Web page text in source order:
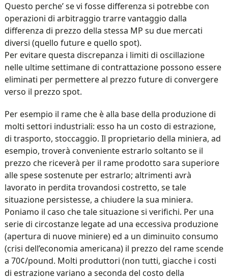
Questo perche’ se vi fosse differenza si potrebbe con
operazioni di arbitraggio trarre vantaggio dalla
differenza di prezzo della stessa MP su due mercati
diversi (quello future e quello spot).
Per evitare questa discrepanza i limiti di oscillazione
nelle ultime settimane di contrattazione possono essere
eliminati per permettere al prezzo future di convergere
verso il prezzo spot.
Per esempio il rame che è alla base della produzione di
molti settori industriali: esso ha un costo di estrazione,
di trasporto, stoccaggio. Il proprietario della miniera, ad
esempio, troverà conveniente estrarlo soltanto se il
prezzo che riceverà per il rame prodotto sara superiore
alle spese sostenute per estrarlo; altrimenti avrà
lavorato in perdita trovandosi costretto, se tale
situazione persistesse, a chiudere la sua miniera.
Poniamo il caso che tale situazione si verifichi. Per una
serie di circostanze legate ad una eccessiva produzione
(apertura di nuove miniere) ed a un diminuito consumo
(crisi dell’economia americana) il prezzo del rame scende
a 70¢/pound. Molti produttori (non tutti, giacche i costi
di estrazione variano a seconda del costo della